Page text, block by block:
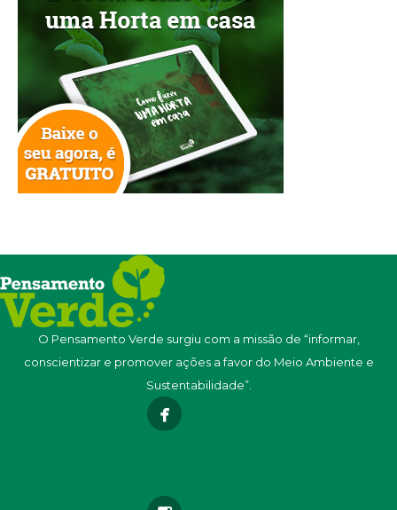
O Pensamento Verde surgiu com a missão de “informar,
conscientizar e promover ações a favor do Meio Ambiente e
Sustentabilidade”.